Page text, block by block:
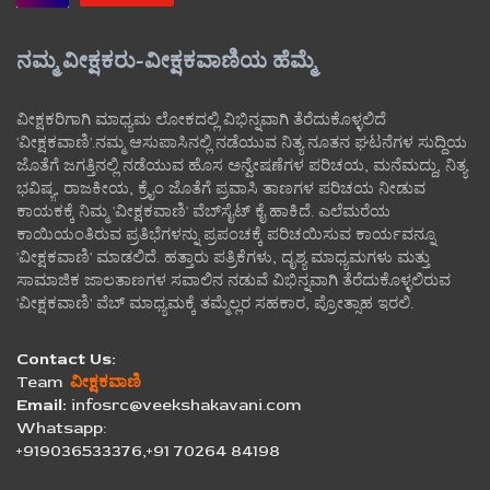
ನಮ್ಮ ವೀಕ್ಷಕರು-ವೀಕ್ಷಕವಾಣಿಯ ಹೆಮ್ಮೆ
ವೀಕ್ಷಕರಿಗಾಗಿ ಮಾಧ್ಯಮ ಲೋಕದಲ್ಲಿ ವಿಭಿನ್ನವಾಗಿ ತೆರೆದುಕೊಳ್ಳಲಿದೆ
'ವೀಕ್ಷಕವಾಣಿ'.ನಮ್ಮ ಆಸುಪಾಸಿನಲ್ಲಿ ನಡೆಯುವ ನಿತ್ಯ ನೂತನ ಘಟನೆಗಳ ಸುದ್ದಿಯ
ಜೊತೆಗೆ ಜಗತ್ತಿನಲ್ಲಿ ನಡೆಯುವ ಹೊಸ ಅನ್ವೇಷಣೆಗಳ ಪರಿಚಯ, ಮನೆಮದ್ದು, ನಿತ್ಯ
ಭವಿಷ್ಯ, ರಾಜಕೀಯ, ಕ್ರೈಂ ಜೊತೆಗೆ ಪ್ರವಾಸಿ ತಾಣಗಳ ಪರಿಚಯ ನೀಡುವ
ಕಾಯಕಕ್ಕೆ ನಿಮ್ಮ 'ವೀಕ್ಷಕವಾಣಿ' ವೆಬ್‌ಸೈಟ್‌ ಕೈ ಹಾಕಿದೆ. ಎಲೆಮರೆಯ
ಕಾಯಿಯಂತಿರುವ ಪ್ರತಿಭೆಗಳನ್ನು ಪ್ರಪಂಚಕ್ಕೆ ಪರಿಚಯಿಸುವ ಕಾರ್ಯವನ್ನೂ
'ವೀಕ್ಷಕವಾಣಿ' ಮಾಡಲಿದೆ. ಹತ್ತಾರು ಪತ್ರಿಕೆಗಳು, ದೃಶ್ಯ ಮಾಧ್ಯಮಗಳು ಮತ್ತು
ಸಾಮಾಜಿಕ ಜಾಲತಾಣಗಳ ಸವಾಲಿನ ನಡುವೆ ವಿಭಿನ್ನವಾಗಿ ತೆರೆದುಕೊಳ್ಳಲಿರುವ
'ವೀಕ್ಷಕವಾಣಿ' ವೆಬ್ ಮಾಧ್ಯಮಕ್ಕೆ ತಮ್ಮೆಲ್ಲರ ಸಹಕಾರ, ಪ್ರೋತ್ಸಾಹ ಇರಲಿ.
Contact Us:
Team ವೀಕ್ಷಕವಾಣಿ
Email: infosrc@veekshakavani.com
Whatsapp:
+919036533376,+91 70264 84198